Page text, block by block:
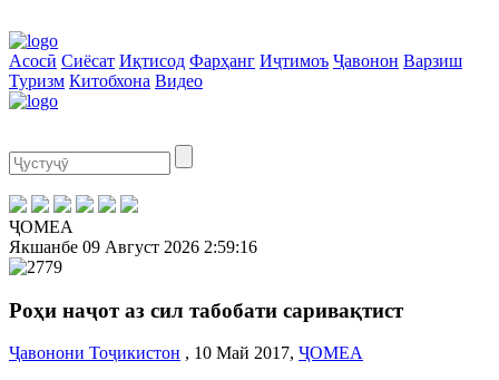
Асосӣ Сиёсат Иқтисод Фарҳанг Иҷтимоъ Ҷавонон Варзиш
Туризм Китобхона Видео
ҶОМЕА
Якшанбе 09 Август 2026 2:59:17
Роҳи наҷот аз сил табобати саривақтист
Ҷавонони Тоҷикистон , 10 Май 2017, ҶОМЕА